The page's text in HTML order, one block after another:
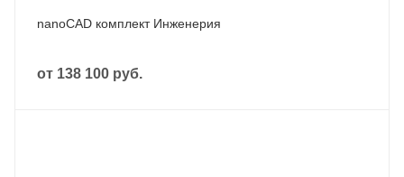
nanoCAD комплект Инженерия
от 138 100 руб.